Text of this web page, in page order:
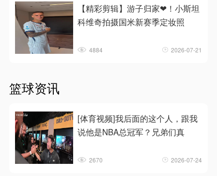
【精彩剪辑】游子归家❤！小斯坦
科维奇拍摄国米新赛季定妆照
4884 2026-07-21
篮球资讯
[体育视频]我后面的这个人，跟我
说他是NBA总冠军？兄弟们真
2670 2026-07-24